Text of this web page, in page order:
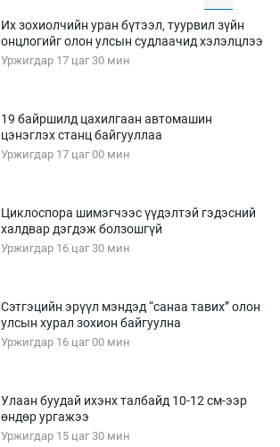
Их зохиолчийн уран бүтээл, туурвил зүйн
онцлогийг олон улсын судлаачид хэлэлцлээ
Уржигдар 17 цаг 30 мин
19 байршилд цахилгаан автомашин
цэнэглэх станц байгууллаа
Уржигдар 17 цаг 00 мин
Циклоспора шимэгчээс үүдэлтэй гэдэсний
халдвар дэгдэж болзошгүй
Уржигдар 16 цаг 30 мин
Сэтгэцийн эрүүл мэндэд “санаа тавих” олон
улсын хурал зохион байгуулна
Уржигдар 16 цаг 00 мин
Улаан буудай ихэнх талбайд 10-12 см-ээр
өндөр ургажээ
Уржигдар 15 цаг 30 мин